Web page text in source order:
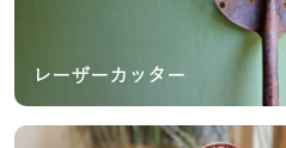
レーザーカッター